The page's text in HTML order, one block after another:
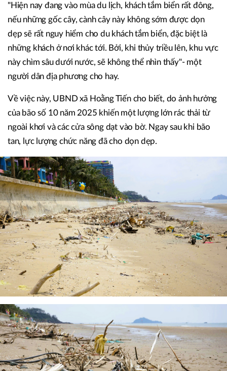
"Hiện nay đang vào mùa du lịch, khách tắm biển rất đông,
nếu những gốc cây, cành cây này không sớm được dọn
dẹp sẽ rất nguy hiểm cho du khách tắm biển, đặc biệt là
những khách ở nơi khác tới. Bởi, khi thủy triều lên, khu vực
này chìm sâu dưới nước, sẽ không thể nhìn thấy"- một
người dân địa phương cho hay.
Về việc này, UBND xã Hoằng Tiến cho biết, do ảnh hưởng
của bão số 10 năm 2025 khiến một lượng lớn rác thải từ
ngoài khơi và các cửa sông dạt vào bờ. Ngay sau khi bão
tan, lực lượng chức năng đã cho dọn dẹp.